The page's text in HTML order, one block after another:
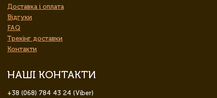
Доставка і оплата
Відгуки
FAQ
Трекінг доставки
Контакти
НАШІ КОНТАКТИ
+38 (068) 784 43 24 (Viber)